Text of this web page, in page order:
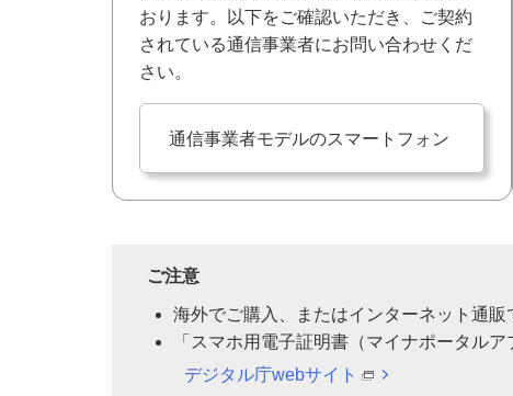
おります。以下をご確認いただき、ご契約
されている通信事業者にお問い合わせくだ
さい。
通信事業者モデルのスマートフォン
ご注意
海外でご購入、またはインターネット通
「スマホ用電子証明書（マイナポータル
デジタル庁webサイト